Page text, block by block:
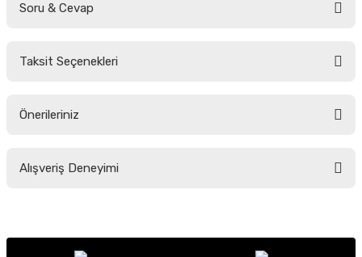
Soru & Cevap
Taksit Seçenekleri
Önerileriniz
yetersiz gördüğünüz noktaları öneri formunu kullanarak tarafımıza
Alışveriş Deneyimi
Sitemize ilk yorumu siz yapın!